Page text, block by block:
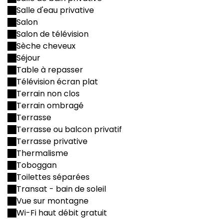
Salle d'eau privative
Salon
Salon de télévision
Sèche cheveux
Séjour
Table à repasser
Télévision écran plat
Terrain non clos
Terrain ombragé
Terrasse
Terrasse ou balcon privatif
Terrasse privative
Thermalisme
Toboggan
Toilettes séparées
Transat - bain de soleil
Vue sur montagne
Wi-Fi haut débit gratuit